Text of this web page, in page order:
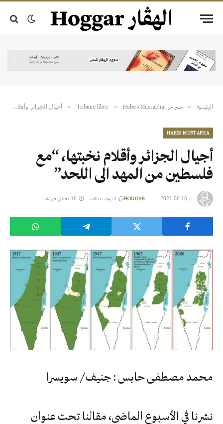
الرئيسية » منبر حر | Tribune libre » Habes Mustapha
» أجيال الجزائر وأقلام نخبتها، “مع فلسطين من المهد الى اللحد”
HABES MUSTAPHA
أجيال الجزائر وأقلام نخبتها، “مع
فلسطين من المهد الى اللحد”
|
HOGGAR 2021-06-16 لا توجد تعليقات 16 دقائق قراءة
محمد مصطفى حابس : جنيف / سويسرا
نشرنا في الأسبوع الماضي، مقالنا تحت عنوان